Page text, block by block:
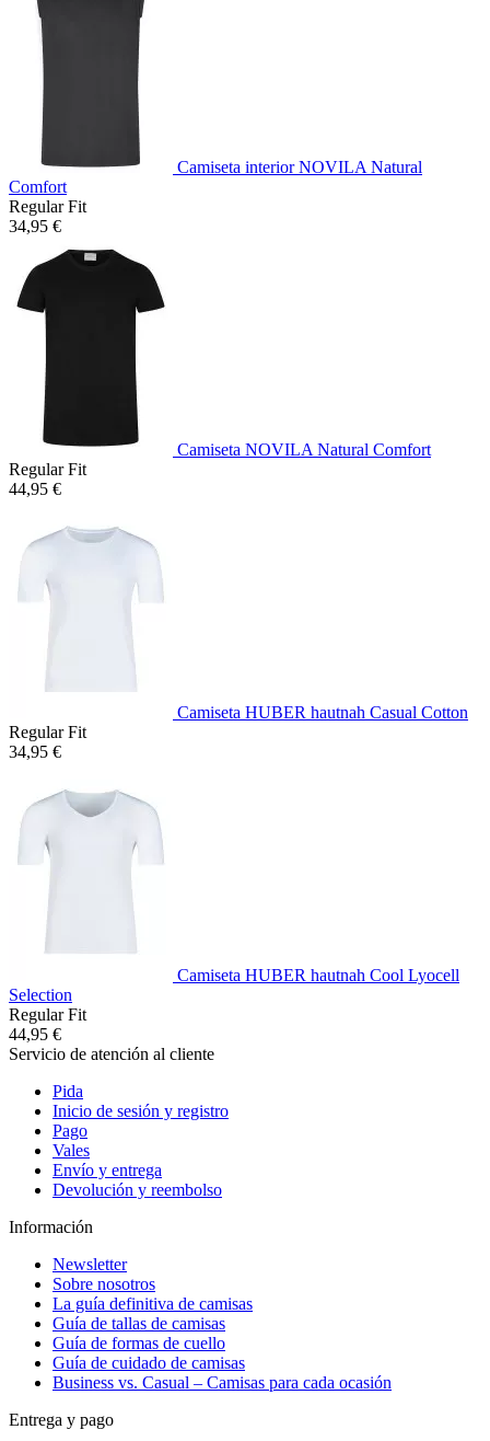
Camiseta interior NOVILA Natural
Comfort
Regular Fit
34,95 €
Camiseta NOVILA Natural Comfort
Regular Fit
44,95 €
Camiseta HUBER hautnah Casual Cotton
Regular Fit
34,95 €
Camiseta HUBER hautnah Cool Lyocell
Selection
Regular Fit
44,95 €
Servicio de atención al cliente
Pida
Inicio de sesión y registro
Pago
Vales
Envío y entrega
Devolución y reembolso
Información
Newsletter
Sobre nosotros
La guía definitiva de camisas
Guía de tallas de camisas
Guía de formas de cuello
Guía de cuidado de camisas
Business vs. Casual – Camisas para cada ocasión
Entrega y pago